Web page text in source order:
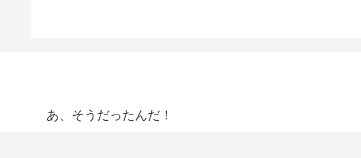
あ、そうだったんだ！